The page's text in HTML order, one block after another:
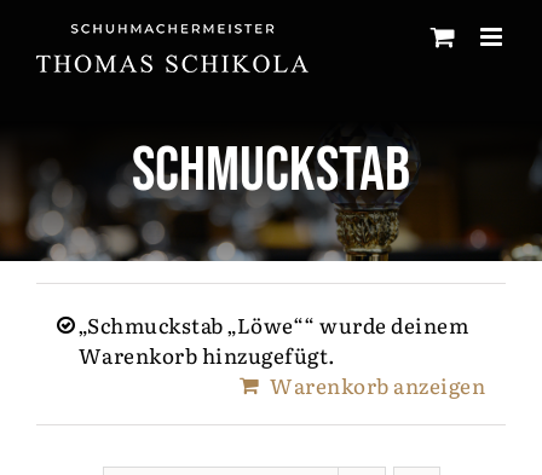
springen
Schmuckstab
„Schmuckstab „Löwe““ wurde deinem
Warenkorb hinzugefügt.
Warenkorb anzeigen